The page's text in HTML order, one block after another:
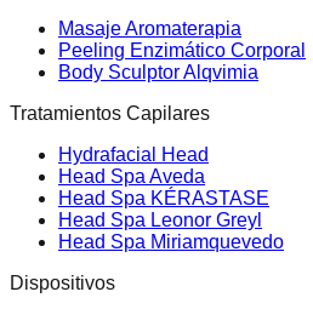
Masaje Aromaterapia
Peeling Enzimático Corporal
Body Sculptor Alqvimia
Tratamientos Capilares
Hydrafacial Head
Head Spa Aveda
Head Spa KÉRASTASE
Head Spa Leonor Greyl
Head Spa Miriamquevedo
Dispositivos